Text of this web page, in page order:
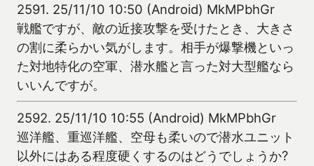
2591. 25/11/10 10:50 (Android) MkMPbhGr
戦艦ですが、敵の近接攻撃を受けたとき、大きさ
の割に柔らかい気がします。相手が爆撃機といっ
た対地特化の空軍、潜水艦と言った対大型艦なら
いいんですが。
2592. 25/11/10 10:55 (Android) MkMPbhGr
巡洋艦、重巡洋艦、空母も柔いので潜水ユニット
以外にはある程度硬くするのはどうでしょうか?